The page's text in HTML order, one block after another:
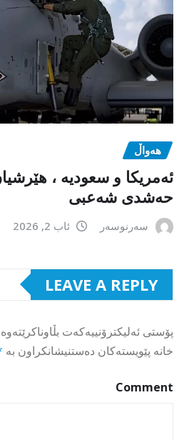
هەواڵ
ئەمریکا و سعودیە ،
حەشدی شەعبی
سەرنوسەر ئاب 2, 2026
LEAVE A REPLY
پۆستی ئەلیکترۆنییەکەت
خانە پێویستەکان دەستنیشانکراون بە
Comment